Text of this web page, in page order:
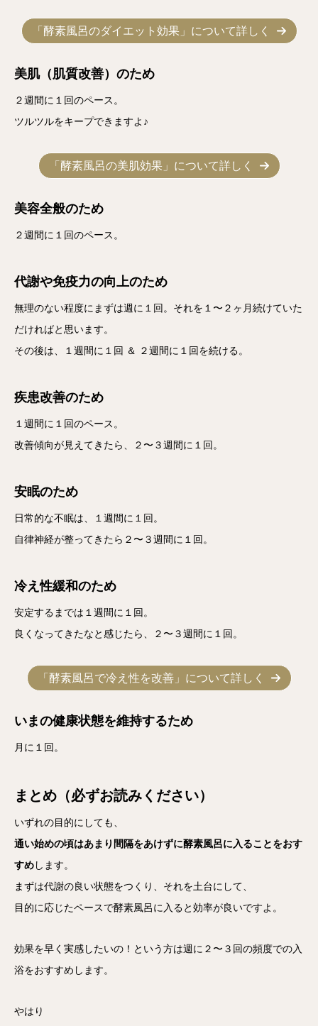
「酵素風呂のダイエット効果」について詳しく
美肌（肌質改善）のため
２週間に１回のペース。
ツルツルをキープできますよ♪
「酵素風呂の美肌効果」について詳しく
美容全般のため
２週間に１回のペース。
代謝や免疫力の向上のため
無理のない程度にまずは週に１回。それを１〜２ヶ月続けていた
だければと思います。
その後は、１週間に１回 ＆ ２週間に１回を続ける。
疾患改善のため
１週間に１回のペース。
改善傾向が見えてきたら、２〜３週間に１回。
安眠のため
日常的な不眠は、１週間に１回。
自律神経が整ってきたら２〜３週間に１回。
冷え性緩和のため
安定するまでは１週間に１回。
良くなってきたなと感じたら、２〜３週間に１回。
「酵素風呂で冷え性を改善」について詳しく
いまの健康状態を維持するため
月に１回。
まとめ（必ずお読みください）
いずれの目的にしても、
通い始めの頃はあまり間隔をあけずに酵素風呂に入ることをおす
すめ します。
まずは代謝の良い状態をつくり、それを土台にして、
目的に応じたペースで酵素風呂に入ると効率が良いですよ。
効果を早く実感したいの！という方は週に２〜３回の頻度での入
浴をおすすめします。
やはり